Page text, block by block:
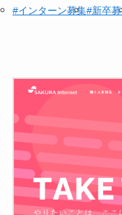
#インターン募集#新卒